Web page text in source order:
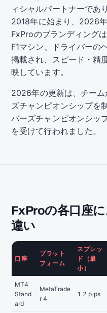
ィシャルパートナーであ
2018年に始まり、2026
FxProのブランディング
F1マシン、ドライバーの
掲載され、スピード・精
映しています。
2026年の更新は、チー
ズチャンピオンシップを
バーズチャンピオンシッ
を受けて行われました。
FxProの各口座
違い
口座
プラット
フォーム
スプレッ
ド（最
小）
MT4
Stand
ard
MetaTrade
r 4
1.2 pips